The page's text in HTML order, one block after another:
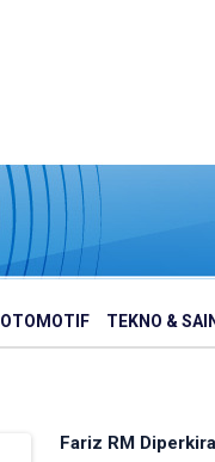
OTOMOTIF TEKNO &
Fariz RM